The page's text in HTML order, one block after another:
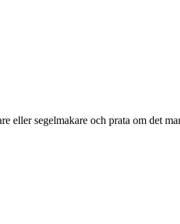
eller segelmakare och prata om det